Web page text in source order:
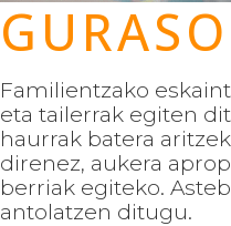
Familientzako
eta tailerrak egiten
haurrak batera
direnez, aukera
berriak egiteko.
antolatzen ditugu.